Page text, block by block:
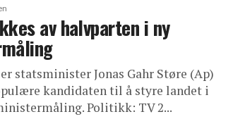
av halvparten i ny
statsminister Jonas Gahr Støre (Ap)
kandidaten til å styre landet i
Politikk: TV 2...